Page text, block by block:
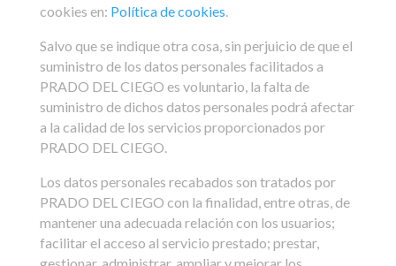
cookies en: Política de cookies.
Salvo que se indique otra cosa, sin perjuicio de que el
suministro de los datos personales facilitados a
PRADO DEL CIEGO es voluntario, la falta de
suministro de dichos datos personales podrá afectar
a la calidad de los servicios proporcionados por
PRADO DEL CIEGO.
Los datos personales recabados son tratados por
PRADO DEL CIEGO con la finalidad, entre otras, de
mantener una adecuada relación con los usuarios;
facilitar el acceso al servicio prestado; prestar,